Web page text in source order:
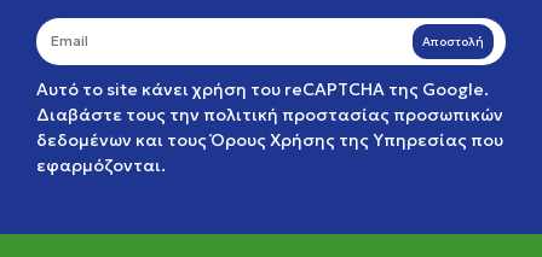
Αποστολή
Αυτό το site κάνει χρήση του reCAPTCHA της Google.
Διαβάστε τους την πολιτική προστασίας προσωπικών
δεδομένων και τουςΌρους Χρήσης της Υπηρεσίας που
εφαρμόζονται.